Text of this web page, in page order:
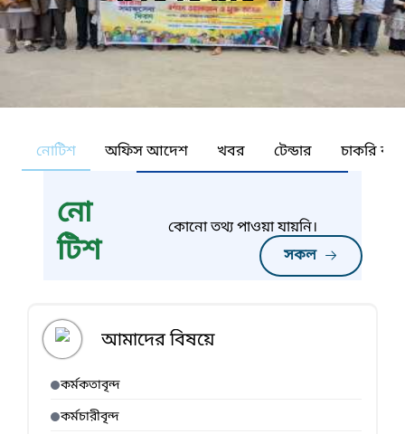
নোটিশ অফিস আদেশ খবর টেন্ডার চাকরি
নো
টিশ
সকল
কোনো তথ্য পাওয়া যায়নি।
আমাদের বিষয়ে
কর্মকতাবৃন্দ
কর্মচারীবৃন্দ